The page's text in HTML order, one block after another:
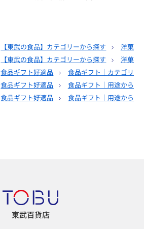
【東武の食品】カテゴリーから探す
洋菓子
【東武の食品】カテゴリーから探す
洋菓子
食品ギフト好適品
食品ギフト｜カテゴリー
食品ギフト好適品
食品ギフト｜用途から選
食品ギフト好適品 食品ギフト｜用途から選
東武百貨店